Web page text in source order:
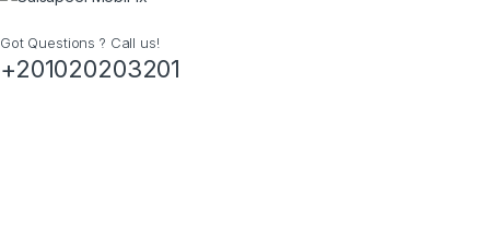
Got Questions ? Call us!
+201020203201